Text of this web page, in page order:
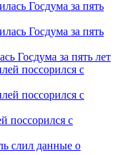
Госдума за пять лет
поссорился с